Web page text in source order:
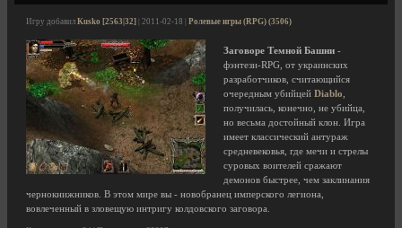
Игру добавил Kusko [2563|32] | 2011-02-18 | Ролевые игры (RPG) (3506)
Заговоре Темной Башни -
фэнтези-RPG, от украинских
разработчиков, считающийся
очередным убийцей Diablo
получилась, конечно, не убийца,
но весьма достойный клон. Игра
имеет классический антураж
средневековья, где мечи и стрелы
суровых воителей сражают
демонов быстрее, чем заклинания
чернокнижников. В этом мире вы - новобранец имперского легиона,
вовлеченный в зловещую интригу колдовского заговора.